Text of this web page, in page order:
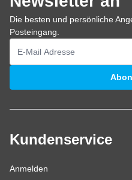
Die besten und persönliche
Posteingang.
E-Mailadresse
Kundenservice
Anmelden